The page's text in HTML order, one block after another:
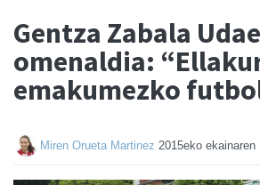
Gentza Zabala
omenaldia:
emakumezko
Miren Orueta Martinez 2015eko ekainaren